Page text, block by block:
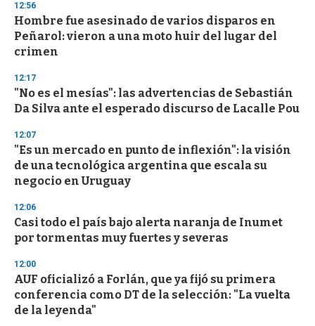
12:56
Hombre fue asesinado de varios disparos en
Peñarol: vieron a una moto huir del lugar del
crimen
12:17
"No es el mesías": las advertencias de Sebastián
Da Silva ante el esperado discurso de Lacalle Pou
12:07
"Es un mercado en punto de inflexión": la visión
de una tecnológica argentina que escala su
negocio en Uruguay
12:06
Casi todo el país bajo alerta naranja de Inumet
por tormentas muy fuertes y severas
12:00
AUF oficializó a Forlán, que ya fijó su primera
conferencia como DT de la selección: "La vuelta
de la leyenda"